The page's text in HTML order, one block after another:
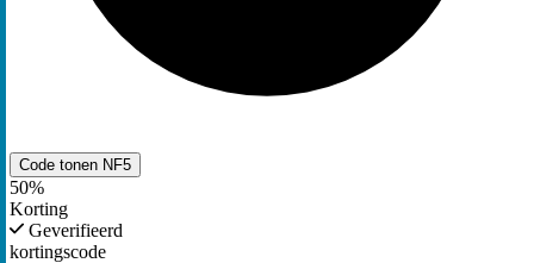
Code tonen NF5
50%
Korting
Geverifieerd
kortingscode